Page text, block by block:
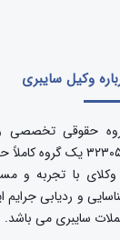
وکیل سایبری
حقوقی تخصصی
۳۲۳۰۵۸ یک گروه
با تجربه و
و ردیابی
سایبری می باشد.